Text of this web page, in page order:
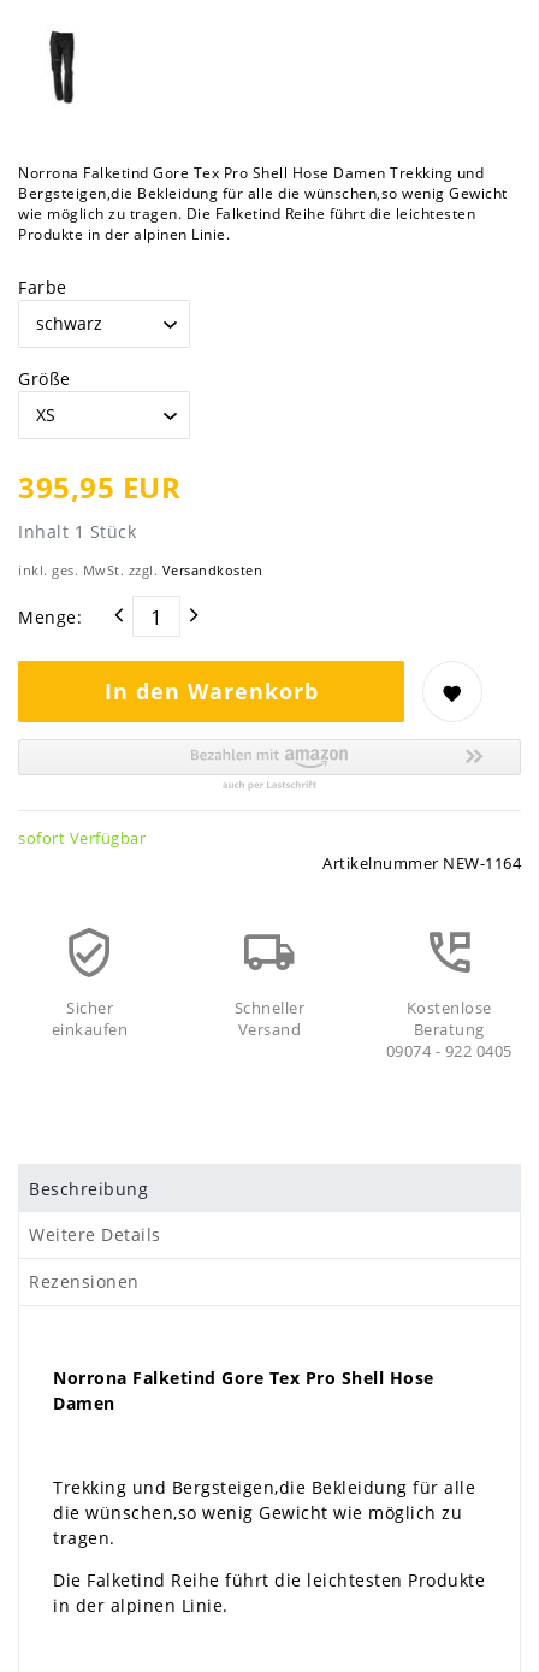
Norrona Falketind Gore Tex Pro Shell Hose Damen Trekking und
Bergsteigen,die Bekleidung für alle die wünschen,so wenig Gewicht
wie möglich zu tragen. Die Falketind Reihe führt die leichtesten
Produkte in der alpinen Linie.
Farbe
Größe
395,95 EUR
Inhalt 1 Stück
inkl. ges. MwSt. zzgl. Versandkosten
Menge:
In den Warenkorb
sofort Verfügbar
Artikelnummer NEW-1164
Sicher
einkaufen
Schneller
Versand
Kostenlose
Beratung
09074 - 922 0405
Beschreibung
Weitere Details
Rezensionen
Norrona Falketind Gore Tex Pro Shell Hose
Damen
Trekking und Bergsteigen,die Bekleidung für alle
die wünschen,so wenig Gewicht wie möglich zu
tragen.
Die Falketind Reihe führt die leichtesten Produkte
in der alpinen Linie.